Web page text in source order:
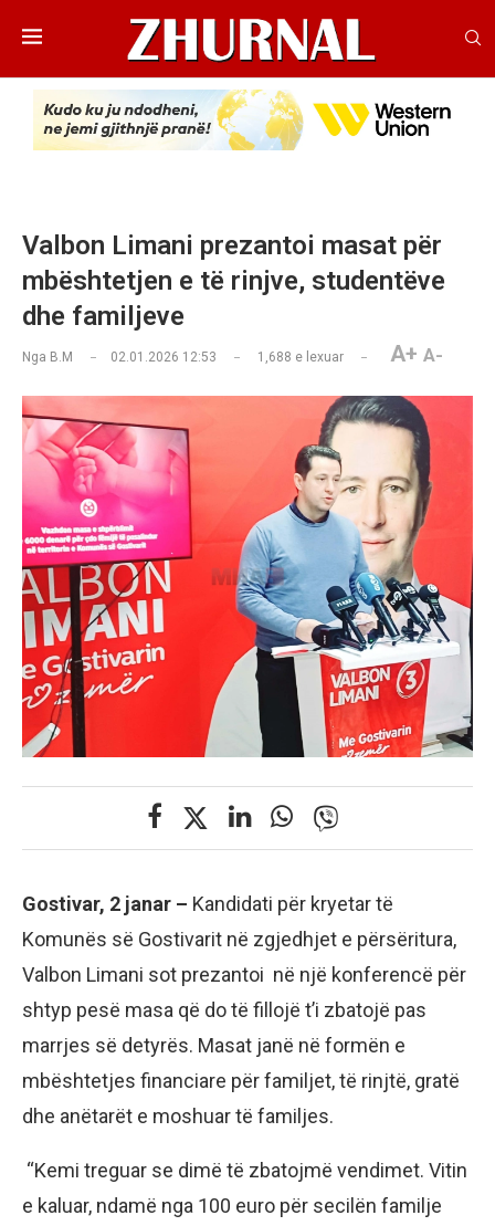
Valbon Limani prezantoi masat për
mbështetjen e të rinjve, studentëve
dhe familjeve
Nga B.M 02.01.2026 12:53 1,688 e lexuar A+ A-
Gostivar, 2 janar – Kandidati për kryetar të
Komunës së Gostivarit në zgjedhjet e përsëritura,
Valbon Limani sot prezantoi në një konferencë për
shtyp pesë masa që do të fillojë t’i zbatojë pas
marrjes së detyrës. Masat janë në formën e
mbështetjes financiare për familjet, të rinjtë, gratë
dhe anëtarët e moshuar të familjes.
“Kemi treguar se dimë të zbatojmë vendimet. Vitin
e kaluar, ndamë nga 100 euro për secilën familje